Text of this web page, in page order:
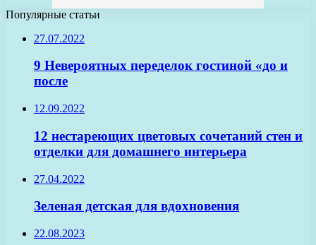
Популярные статьи
27.07.2022
9 Невероятных переделок гостиной «до и
после
12.09.2022
12 нестареющих цветовых сочетаний стен и
отделки для домашнего интерьера
27.04.2022
Зеленая детская для вдохновения
22.08.2023